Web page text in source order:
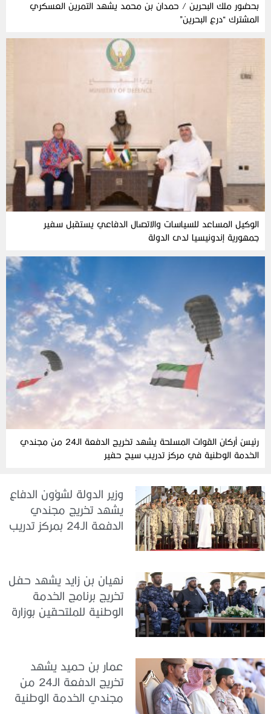
بحضور ملك البحرين / حمدان بن محمد يشهد التمرين العسكري
المشترك “درع البحرين”
الوكيل المساعد للسياسات والاتصال الدفاعي يستقبل سفير
جمهورية إندونيسيا لدى الدولة
رئيسُ أركان القوات المسلحة يشهد تخريج الدفعة الـ24 من مجندي
الخدمة الوطنية في مركز تدريب سيح حفير
وزير الدولة لشؤون الدفاع
يشهد تخريج مجندي
الدفعة الـ24 بمركز تدريب
نهيان بن زايد يشهد حفل
تخريج برنامج الخدمة
الوطنية للملتحقين بوزارة
عمار بن حميد يشهد
تخريج الدفعة الـ24 من
مجندي الخدمة الوطنية